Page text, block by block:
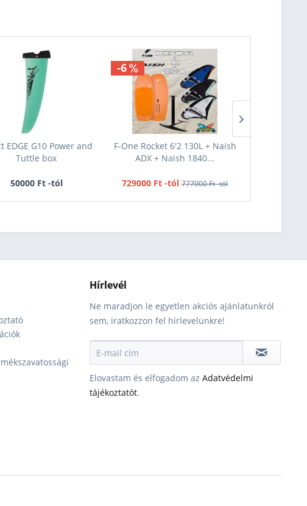
EDGE G10 Power and
Tuttle box
50000 Ft -tól
-6
F-One Rocket 6'2 130L + Naish
ADX + Naish 1840...
729000 Ft -tól 777000 Ft -tól
Hírlevél
Ne maradjon le egyetlen akciós ajánlatunkról
sem, iratkozzon fel hírlevelünkre!
Elovastam és elfogadom az Adatvédelmi
tájékoztatót.